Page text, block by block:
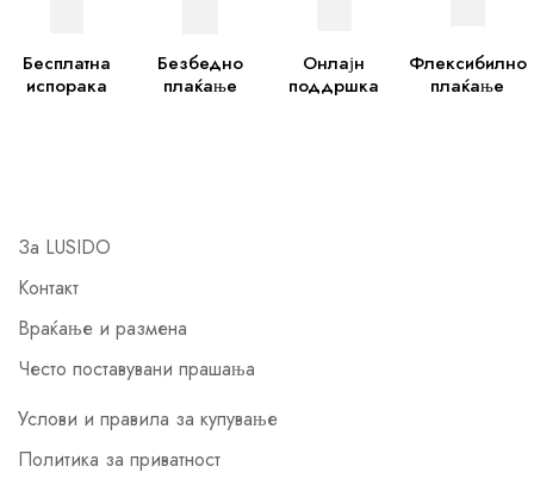
Бесплатна
испорака
Безбедно
плаќање
Онлајн
поддршка
Флексибилно
плаќање
За LUSIDO
Контакт
Враќање и размена
Често поставувани прашања
Услови и правила за купување
Политика за приватност